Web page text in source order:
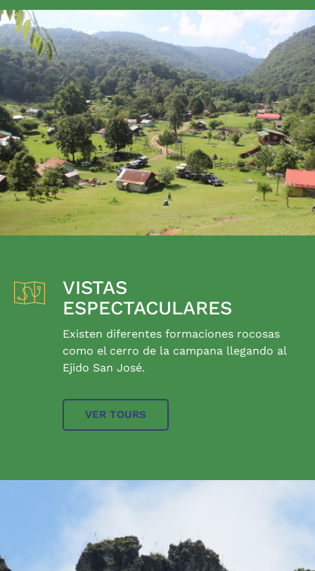
VISTAS
ESPECTACULARES
Existen diferentes formaciones rocosas
como el cerro de la campana llegando al
Ejido San José.
VER TOURS